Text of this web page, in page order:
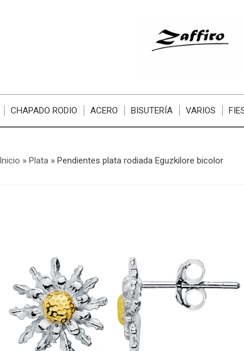
CHAPADO RODIO ACERO BISUTERÍA VARIOS
Inicio » Plata» Pendientes plata rodiada Eguzkilore bicolor